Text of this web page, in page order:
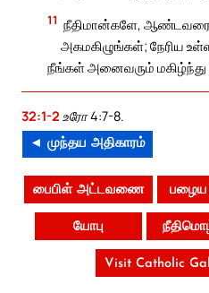
11 நீதிமான்களே, ஆண்டவரை
அகமகிழுங்கள்; நேரிய
நீங்கள் அனைவரும் மகிழ்ந்து
32:1-2 உரோ 4:7-8.
◄ முந்தய அதிகாரம்
பைபிள் அட்டவணை பழைய
யோபு
Visit Catholic